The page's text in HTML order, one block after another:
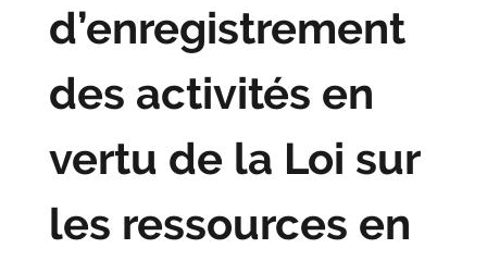
d’enregistrement
des activités en
vertu de la Loi sur
les ressources en